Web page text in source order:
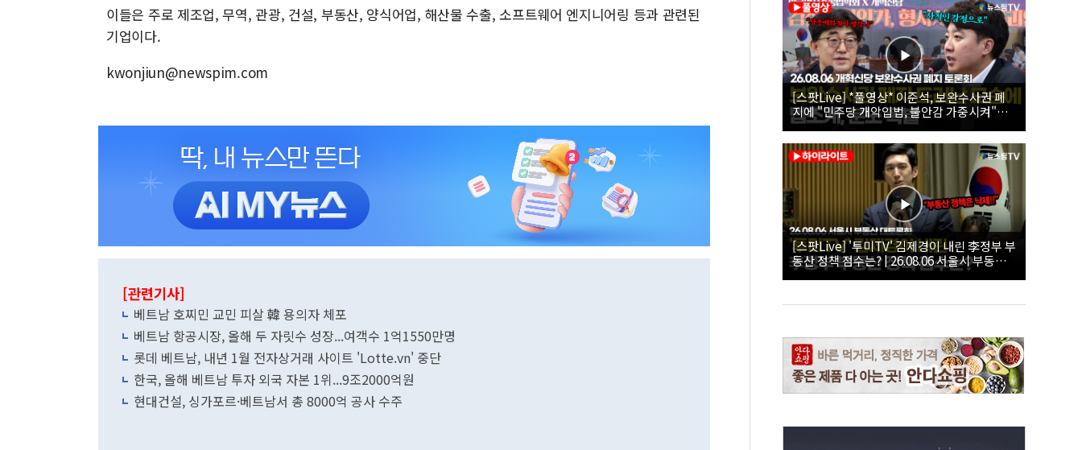
이들은 주로 제조업, 무역, 관광, 건설, 부동산, 양식어업, 해산물 수출, 소프트웨어 엔지니어링 등과 관련된
기업이다.
kwonjiun@newspim.com
[관련기사]
베트남 호찌민 교민 피살 韓 용의자 체포
베트남 항공시장, 올해 두 자릿수 성장...여객수 1억1550만명
롯데 베트남, 내년 1월 전자상거래 사이트 'Lotte.vn' 중단
한국, 올해 베트남 투자 외국 자본 1위...9조2000억원
현대건설, 싱가포르·베트남서 총 8000억 공사 수주
[스팟Live] *풀영상* 이준석, 보완수사권 폐
지에 "민주당 개악입법, 불안감 가중시켜"｜
26.08.06 개혁신당 보완수사권 폐지 토론회
[스팟Live] '투미TV' 김제경이 내린 李정부 부
동산 정책 점수는? | 26.08.06 서울시 부동산
대토론회